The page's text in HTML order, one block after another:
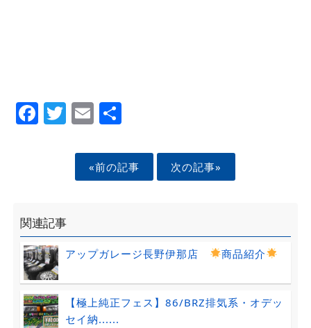
Facebook
Twitter
EmailShare
«前の記事 次の記事»
関連記事
アップガレージ長野伊那店 商品紹介
【極上純正フェス】86/BRZ排気系・オデッ
セイ納......